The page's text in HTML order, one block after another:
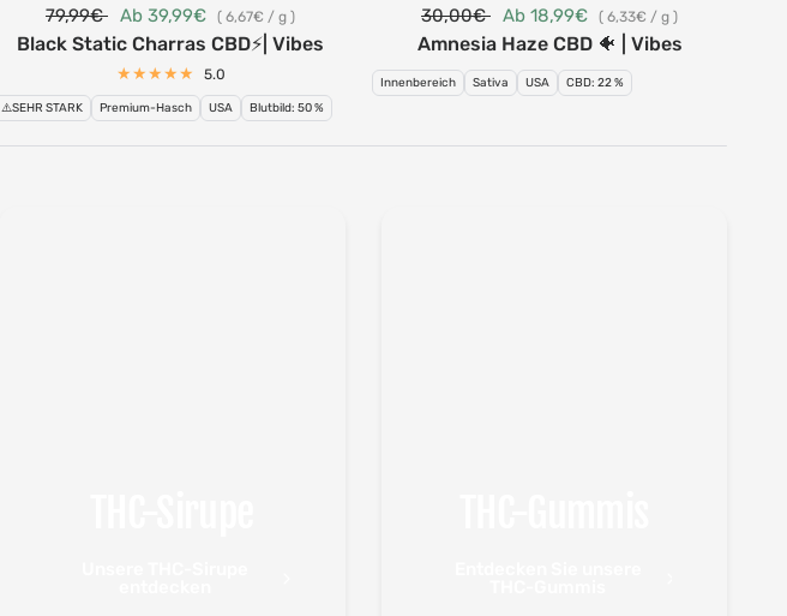
79,99€ Ab 39,99€ 6,67€ / g
Black Static Charras CBD⚡| Vibes
5.0
⚠️SEHR STARK Premium-Hasch USA Blutbild: 50 %
30,00€ Ab 18,99€ 6,33€ / g
Amnesia Haze CBD 🐠 | Vibes
Innenbereich Sativa USA CBD: 22 %